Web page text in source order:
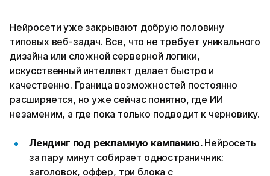
Нейросети уже закрывают добрую половину
типовых веб-задач. Все, что не требует уникального
дизайна или сложной серверной логики,
искусственный интеллект делает быстро и
качественно. Граница возможностей постоянно
расширяется, но уже сейчас понятно, где ИИ
незаменим, а где пока только подводит к черновику.
Лендинг под рекламную кампанию.Нейросеть
за пару минут собирает одностраничник:
заголовок, оффер, три блока с